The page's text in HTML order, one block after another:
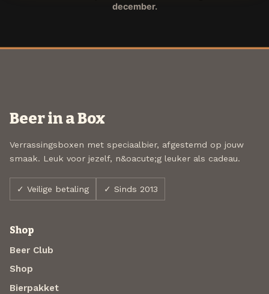
december.
Beer in a Box
Verrassingsboxen met speciaalbier, afgestemd op jouw
smaak. Leuk voor jezelf, n&oacute;g leuker als cadeau.
✓ Veilige betaling ✓ Sinds 2013
Shop
Beer Club
Shop
Bierpakket